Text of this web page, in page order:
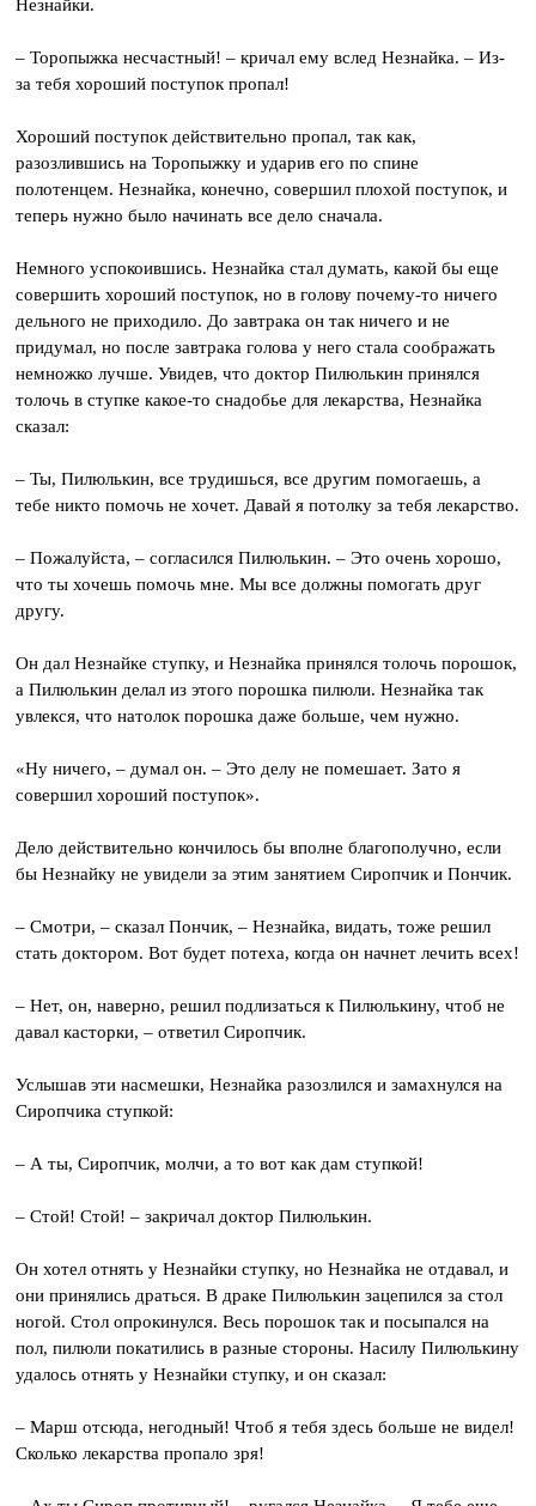
Незнайки.
– Торопыжка несчастный! – кричал ему вслед Незнайка. – Из-
за тебя хороший поступок пропал!
Хороший поступок действительно пропал, так как,
разозлившись на Торопыжку и ударив его по спине
полотенцем. Незнайка, конечно, совершил плохой поступок, и
теперь нужно было начинать все дело сначала.
Немного успокоившись. Незнайка стал думать, какой бы еще
совершить хороший поступок, но в голову почему-то ничего
дельного не приходило. До завтрака он так ничего и не
придумал, но после завтрака голова у него стала соображать
немножко лучше. Увидев, что доктор Пилюлькин принялся
толочь в ступке какое-то снадобье для лекарства, Незнайка
сказал:
– Ты, Пилюлькин, все трудишься, все другим помогаешь, а
тебе никто помочь не хочет. Давай я потолку за тебя лекарство.
– Пожалуйста, – согласился Пилюлькин. – Это очень хорошо,
что ты хочешь помочь мне. Мы все должны помогать друг
другу.
Он дал Незнайке ступку, и Незнайка принялся толочь порошок,
а Пилюлькин делал из этого порошка пилюли. Незнайка так
увлекся, что натолок порошка даже больше, чем нужно.
«Ну ничего, – думал он. – Это делу не помешает. Зато я
совершил хороший поступок».
Дело действительно кончилось бы вполне благополучно, если
бы Незнайку не увидели за этим занятием Сиропчик и Пончик.
– Смотри, – сказал Пончик, – Незнайка, видать, тоже решил
стать доктором. Вот будет потеха, когда он начнет лечить всех!
– Нет, он, наверно, решил подлизаться к Пилюлькину, чтоб не
давал касторки, – ответил Сиропчик.
Услышав эти насмешки, Незнайка разозлился и замахнулся на
Сиропчика ступкой:
– А ты, Сиропчик, молчи, а то вот как дам ступкой!
– Стой! Стой! – закричал доктор Пилюлькин.
Он хотел отнять у Незнайки ступку, но Незнайка не отдавал, и
они принялись драться. В драке Пилюлькин зацепился за стол
ногой. Стол опрокинулся. Весь порошок так и посыпался на
пол, пилюли покатились в разные стороны. Насилу Пилюлькину
удалось отнять у Незнайки ступку, и он сказал:
– Марш отсюда, негодный! Чтоб я тебя здесь больше не видел!
Сколько лекарства пропало зря!